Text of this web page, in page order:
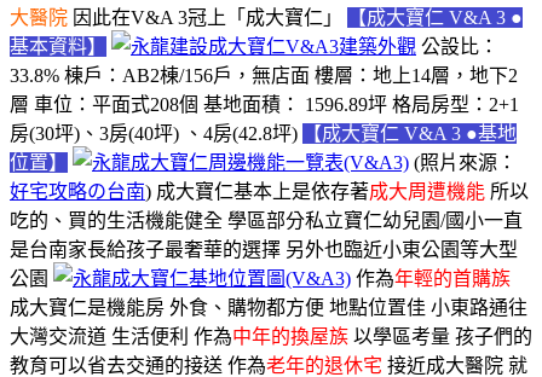
大醫院 因此在V&A 3冠上 「成大寶仁」
【成大寶仁 V&A 3 ●
基本資料】
公設比：
33.8% 棟戶：AB2棟/156戶，無店面 樓層：地上14層，地下2
層 車位：平面式208個 基地面積： 1596.89坪 格局房型：2+1
房(30坪)、3房(40坪) 、4房(42.8坪)
【成大寶仁 V&A 3 ●基地
位置】
(照片來源：
好宅攻略の台南) 成大寶仁基本上是依存著成大周遭機能 所以
吃的、買的生活機能健全 學區部分私立寶仁幼兒園/國小一直
是台南家長給孩子最奢華的選擇 另外也臨近小東公園等大型
公園
作為年輕的首購族
成大寶仁是機能房 外食、購物都方便 地點位置佳 小東路通往
大灣交流道 生活便利 作為中年的換屋族 以學區考量 孩子們的
教育可以省去交通的接送 作為老年的退休宅 接近成大醫院 就